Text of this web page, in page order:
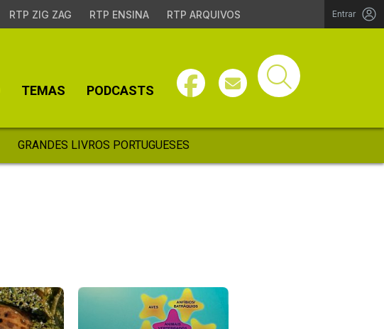
RTP ZIG ZAG RTP ENSINA RTP ARQUIVOS Entrar
TEMAS PODCASTS
GRANDES LIVROS PORTUGUESES